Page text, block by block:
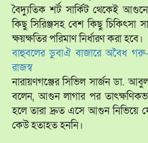
বৈদ্যুতিক শর্ট সার্কিট থেকেই
কিছু সিরিঞ্জসহ বেশ কিছু চিকিৎসা
ক্ষয়ক্ষতির পরিমাণ নির্ধারণ করা হবে।
বাহুবলের ডুবাঐ বাজারে অবৈধ গরু-
রাজস্ব
নারায়ণগঞ্জের সিভিল সার্জন ডা.
বলেন, আগুন লাগার পর
হলে তারা দ্রুত এসে আগুন নিভিয়ে
কেউ হতাহত হননি।